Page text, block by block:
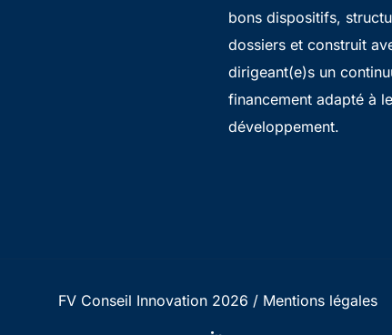
bons dispositifs,
dossiers et construit
dirigeant(e)s un
financement adapté à
développement.
FV Conseil Innovation 2026 / Mentions légales